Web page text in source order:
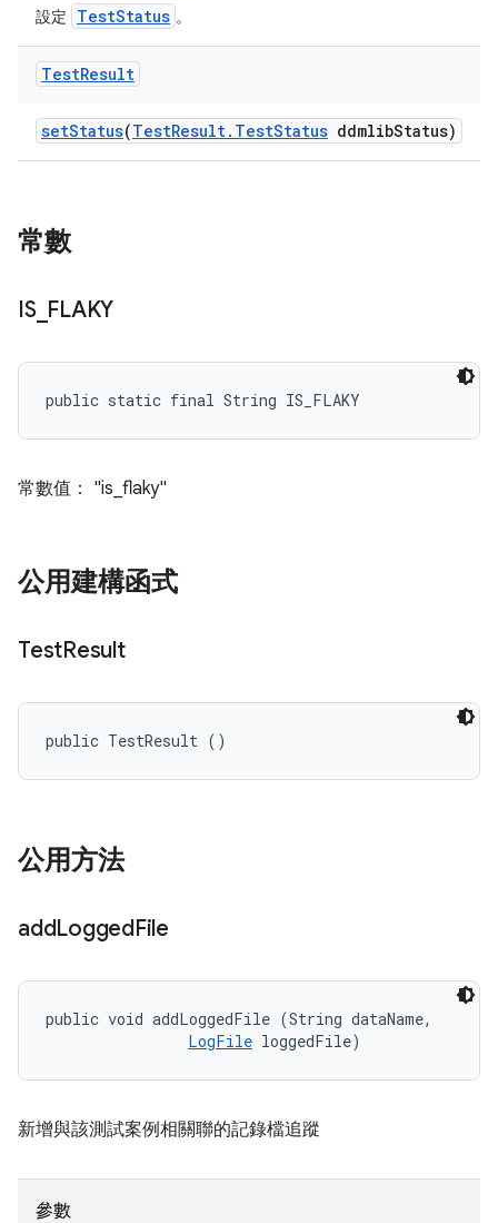
設定 TestStatus 。
TestResult
setStatus(TestResult. TestStatus ddmlibStatus)
常數
IS_ FLAKY
public static final String IS_FLAKY
常數值： "is_flaky"
公用建構函式
TestResult
public TestResult ()
公用方法
addLoggedFile
public void addLoggedFile (String dataName,
LogFile loggedFile)
新增與該測試案例相關聯的記錄檔追蹤
參數